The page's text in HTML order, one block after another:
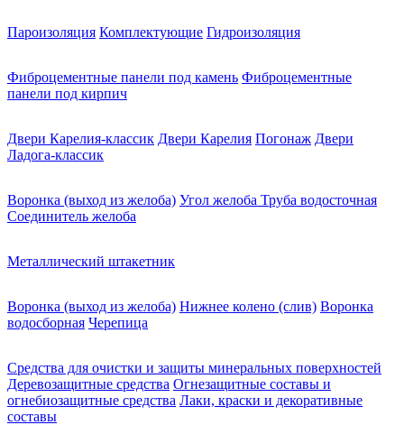
Пароизоляция Комплектующие Гидроизоляция
Фиброцементные панели под камень Фиброцементные
панели под кирпич
Двери Карелия-классик Двери Карелия Погонаж Двери
Ладога-классик
Воронка (выход из желоба) Угол желоба Труба водосточная
Соединитель желоба
Металлический штакетник
Воронка (выход из желоба) Нижнее колено (слив) Воронка
водосборная Черепица
Средства для очистки и защиты минеральных поверхностей
Деревозащитные средства Огнезащитные составы и
огнебиозащитные средства Лаки, краски и декоративные
составы